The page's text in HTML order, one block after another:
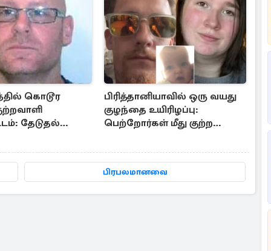
கொடூர
தேடுதல்
பிரித்தானியாவில் ஒரு வயது
குழந்தை உயிரிழப்பு:
பெற்றோர்கள் மீது குற்ற
பிரபலமானவை